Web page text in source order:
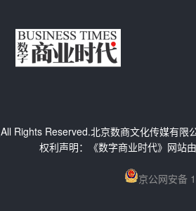
All Rights Reserved.北京数商文化传媒有限
权利声明：《数字商业时代》网站
京公网安备